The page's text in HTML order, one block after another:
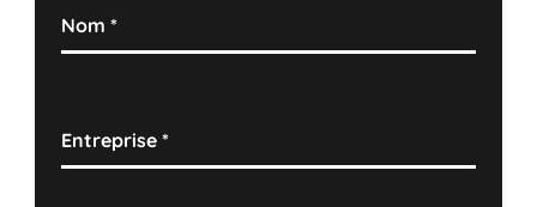
Nom*
Entreprise*